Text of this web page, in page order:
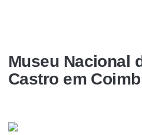
Museu Nacional
Castro em